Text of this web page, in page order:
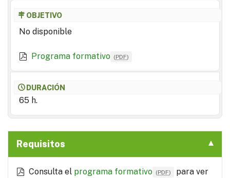
OBJETIVO
No disponible
Programa formativo (PDF)
DURACIÓN
65 h.
Requisitos
Consulta el programa formativo (PDF)
para ver